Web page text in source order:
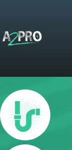
contenu